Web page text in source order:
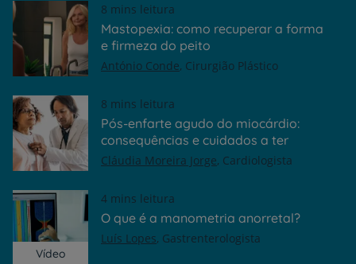
8 mins leitura
Mastopexia: como recuperar a forma
e firmeza do peito
António Conde Cirurgião Plástico
8 mins leitura
Pós-enfarte agudo do miocárdio:
consequências e cuidados a ter
Cláudia Moreira Jorge Cardiologista
Vídeo
4 mins leitura
O que é a manometria anorretal?
Luís Lopes Gastrenterologista